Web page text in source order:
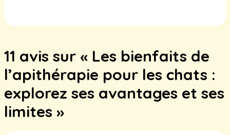
11 avis sur « Les bienfaits de
l’apithérapie pour les chats :
explorez ses avantages et ses
limites »